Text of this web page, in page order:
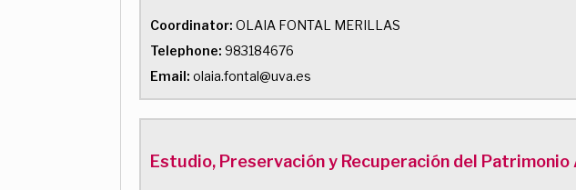
Coordinator: OLAIA FONTAL MERILLAS
Telephone: 983184676
Email: olaia.fontal@uva.es
Estudio, Preservación y Recuperación del